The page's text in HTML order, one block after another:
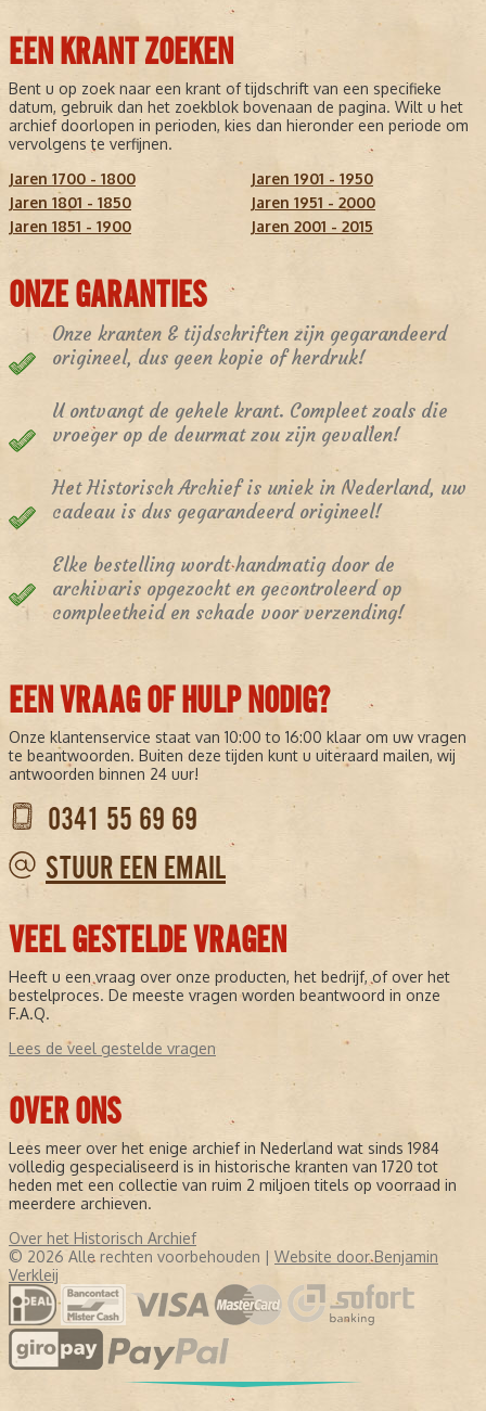
EEN KRANT ZOEKEN
Bent u op zoek naar een krant of tijdschrift van een specifieke
datum, gebruik dan het zoekblok bovenaan de pagina. Wilt u het
archief doorlopen in perioden, kies dan hieronder een periode om
vervolgens te verfijnen.
Jaren 1700 - 1800
Jaren 1801 - 1850
Jaren 1851 - 1900
Jaren 1901 - 1950
Jaren 1951 - 2000
Jaren 2001 - 2015
ONZE GARANTIES
Onze kranten & tijdschriften zijn gegarandeerd
origineel, dus geen kopie of herdruk!
U ontvangt de gehele krant. Compleet zoals die
vroeger op de deurmat zou zijn gevallen!
Het Historisch Archief is uniek in Nederland, uw
cadeau is dus gegarandeerd origineel!
Elke bestelling wordt handmatig door de
archivaris opgezocht en gecontroleerd op
compleetheid en schade voor verzending!
EEN VRAAG OF HULP NODIG?
Onze klantenservice staat van 10:00 to 16:00 klaar om uw vragen
te beantwoorden. Buiten deze tijden kunt u uiteraard mailen, wij
antwoorden binnen 24 uur!
0341 55 69 69
STUUR EEN EMAIL
VEEL GESTELDE VRAGEN
Heeft u een vraag over onze producten, het bedrijf, of over het
bestelproces. De meeste vragen worden beantwoord in onze
F.A.Q.
Lees de veel gestelde vragen
OVER ONS
Lees meer over het enige archief in Nederland wat sinds 1984
volledig gespecialiseerd is in historische kranten van 1720 tot
heden met een collectie van ruim 2 miljoen titels op voorraad in
meerdere archieven.
Over het Historisch Archief
© 2026 Alle rechten voorbehouden | Website door Benjamin
Verkleij